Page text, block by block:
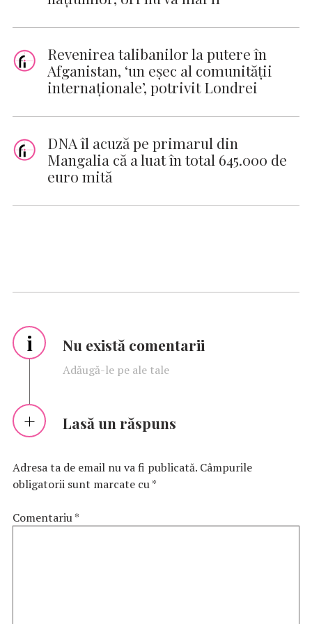
Revenirea talibanilor la putere în
Afganistan, ‘un eşec al comunităţii
internaţionale’, potrivit Londrei
DNA îl acuză pe primarul din
Mangalia că a luat în total 645.000 de
euro mită
i Nu există comentarii
Adăugă-le pe ale tale
Lasă un răspuns
Adresa ta de email nu va fi publicată. Câmpurile
obligatorii sunt marcate cu*
Comentariu*